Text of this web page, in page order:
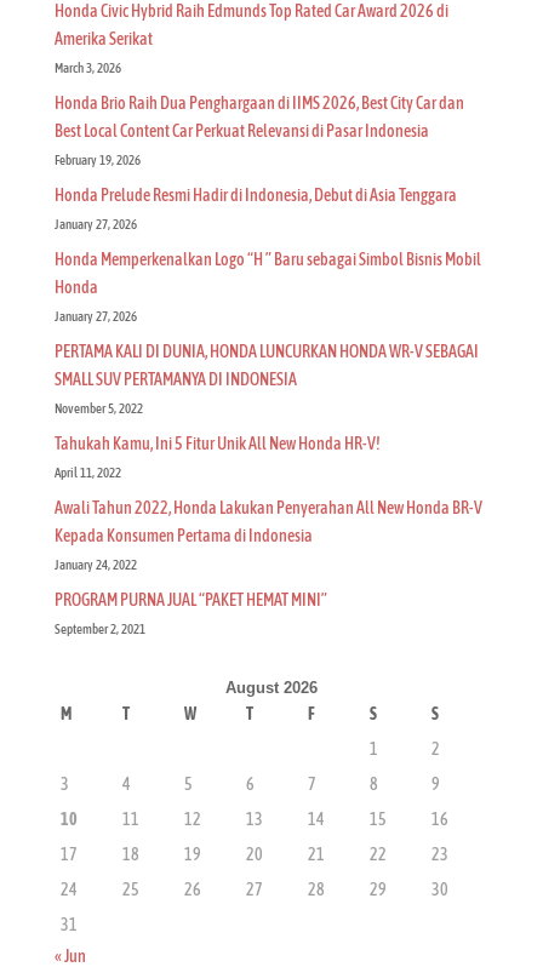
Honda Civic Hybrid Raih Edmunds Top Rated Car Award 2026 di
Amerika Serikat
March 3, 2026
Honda Brio Raih Dua Penghargaan di IIMS 2026, Best City Car dan
Best Local Content Car Perkuat Relevansi di Pasar Indonesia
February 19, 2026
Honda Prelude Resmi Hadir di Indonesia, Debut di Asia Tenggara
January 27, 2026
Honda Memperkenalkan Logo “H ” Baru sebagai Simbol Bisnis Mobil
Honda
January 27, 2026
PERTAMA KALI DI DUNIA, HONDA LUNCURKAN HONDA WR-V SEBAGAI
SMALL SUV PERTAMANYA DI INDONESIA
November 5, 2022
Tahukah Kamu, Ini 5 Fitur Unik All New Honda HR-V!
April 11, 2022
Awali Tahun 2022, Honda Lakukan Penyerahan All New Honda BR-V
Kepada Konsumen Pertama di Indonesia
January 24, 2022
PROGRAM PURNA JUAL “PAKET HEMAT MINI”
September 2, 2021
August 2026
M T W T F S
S
1
2
3
4 5 6 7 8
9
10
11 12 13 14 15
16
17
18 19 20 21 22
23
24
25 26 27 28 29
30
31
« Jun